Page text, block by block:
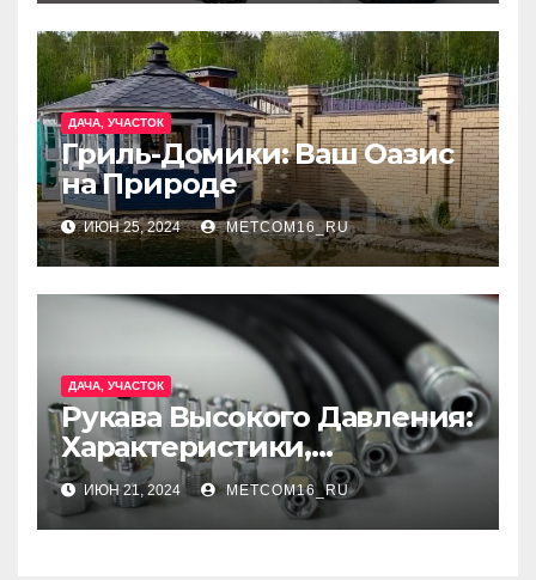
гидроизоляции
ДАЧА, УЧАСТОК
Гриль-Домики: Ваш Оазис
на Природе
ИЮН 25, 2024 METCOM16_RU
ДАЧА, УЧАСТОК
Рукава Высокого Давления:
Характеристики,
Применение и Технологии
Производства
ИЮН 21, 2024 METCOM16_RU